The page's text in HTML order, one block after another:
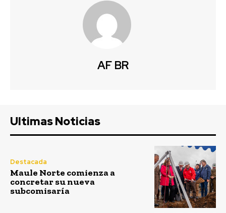
AF BR
Ultimas Noticias
Destacada
Maule Norte comienza a
concretar su nueva
subcomisaría